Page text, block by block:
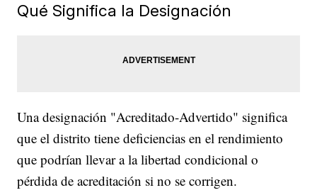
Qué Significa la Designación
Una designación "Acreditado-Advertido" significa
que el distrito tiene deficiencias en el rendimiento
que podrían llevar a la libertad condicional o
pérdida de acreditación si no se corrigen.